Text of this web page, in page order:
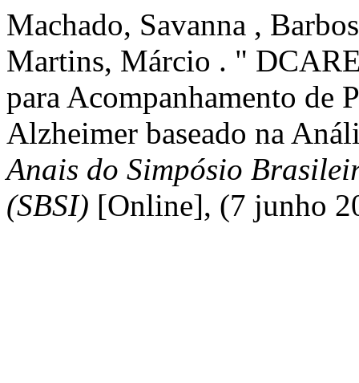
Machado, Savanna ,
Martins, Márcio . "
para Acompanhamento de
Alzheimer baseado na
Anais do Simpósio
(SBSI) [Online], (7 junho